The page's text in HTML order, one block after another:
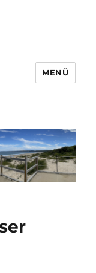
MENÜ